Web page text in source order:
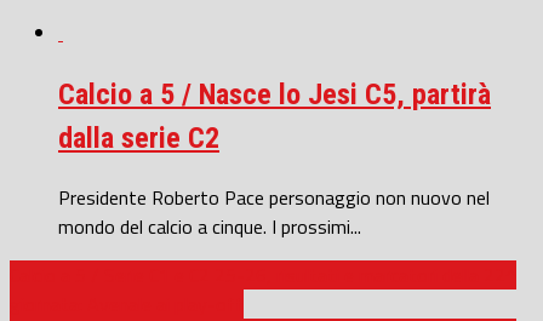
Calcio a 5 / Nasce lo Jesi C5, partirà
dalla serie C2
Presidente Roberto Pace personaggio non nuovo nel
mondo del calcio a cinque. I prossimi...